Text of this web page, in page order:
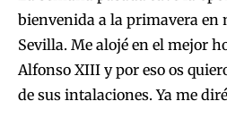
bienvenida a la primavera en
Sevilla. Me alojé en el mejor
Alfonso XIII y por eso os
de sus intalaciones. Ya me